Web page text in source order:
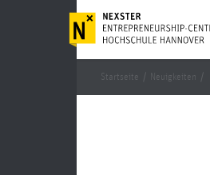
Startseite / Neuigkeiten /